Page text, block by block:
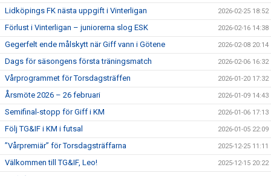
Lidköpings FK nästa uppgift i Vinterligan 2026-02-25 18:52
Förlust i Vinterligan – juniorerna slog ESK 2026-02-16 14:38
Gegerfelt ende målskytt när Giff vann i Götene 2026-02-08 20:14
Dags för säsongens första träningsmatch 2026-02-06 16:32
Vårprogrammet för Torsdagsträffen 2026-01-20 17:32
Årsmöte 2026 – 26 februari 2026-01-09 14:43
Semifinal-stopp för Giff i KM 2026-01-06 17:13
Följ TG&IF i KM i futsal 2026-01-05 22:09
”Vårpremiär” för Torsdagsträffarna 2025-12-25 11:11
Välkommen till TG&IF, Leo! 2025-12-15 20:22